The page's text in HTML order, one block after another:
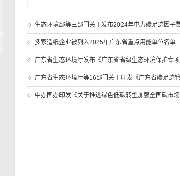
生态环境部等三部门关于发布2024年电力碳足迹因子
多家造纸企业被列入2025年广东省重点用能单位名单
广东省生态环境厅发布《广东省省级生态环境保护专
广东省生态环境厅等16部门关于印发《广东省碳足迹
中办国办印发《关于推进绿色低碳转型加强全国碳市场